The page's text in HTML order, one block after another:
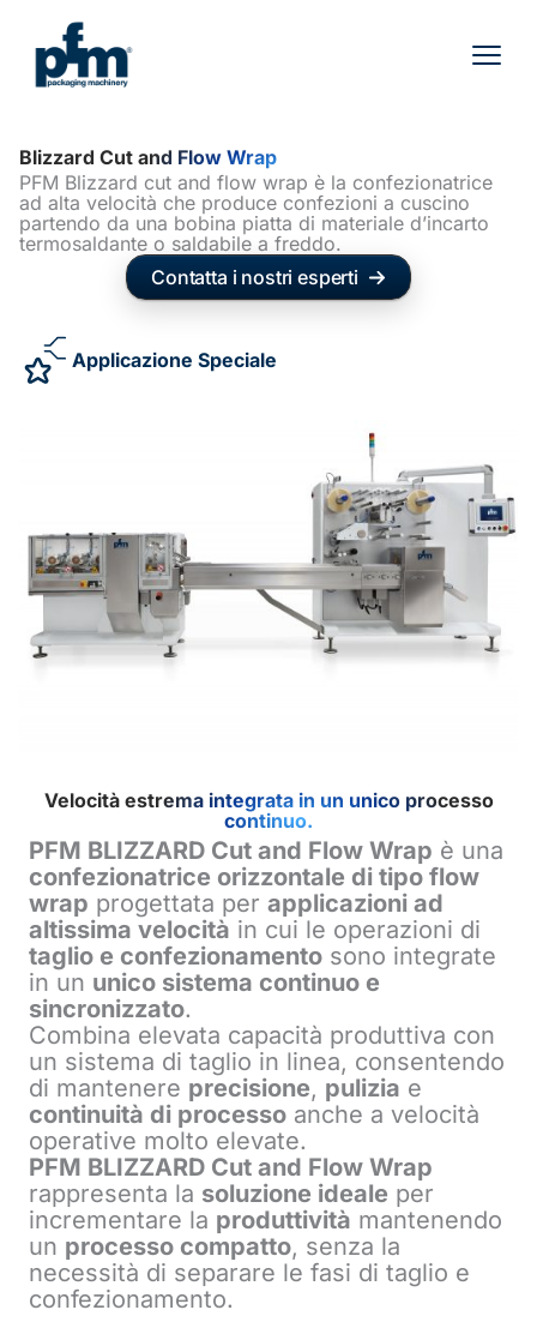
contenuto
Blizzard Cut and Flow Wrap
PFM Blizzard cut and flow wrap è la confezionatrice
ad alta velocità che produce confezioni a cuscino
partendo da una bobina piatta di materiale d’incarto
termosaldante o saldabile a freddo.
Contatta i nostri esperti
Applicazione Speciale
Velocità estrema integrata in un unico processo
continuo.
PFM BLIZZARD Cut and Flow Wrap è una
confezionatrice orizzontale di tipo flow
wrap progettata per applicazioni ad
altissima velocità in cui le operazioni di
taglio e confezionamento sono integrate
in un unico sistema continuo e
sincronizzato.
Combina elevata capacità produttiva con
un sistema di taglio in linea, consentendo
di mantenere precisione, pulizia e
continuità di processo anche a velocità
operative molto elevate.
PFM BLIZZARD Cut and Flow Wrap
rappresenta la soluzione ideale per
incrementare la produttività mantenendo
un processo compatto, senza la
necessità di separare le fasi di taglio e
confezionamento.